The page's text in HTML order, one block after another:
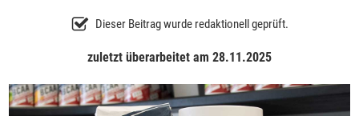
Dieser Beitrag wurde redaktionell geprüft.
zuletzt überarbeitet am 28.11.2025